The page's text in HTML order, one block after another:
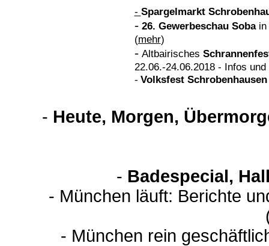
- Spargelmarkt
- 26. Gewerbeschau Sobain
(mehr)
- Altbairisches
22.06.-24.06.2018 - Infos
- Volksfest Schrobenhausen
- Heute, Morgen,
- Badespecial,
- München läuft: Berichte
- München rein